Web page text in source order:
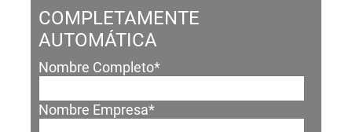
COMPLETAMENTE
AUTOMÁTICA
Nombre Completo*
Nombre Empresa*